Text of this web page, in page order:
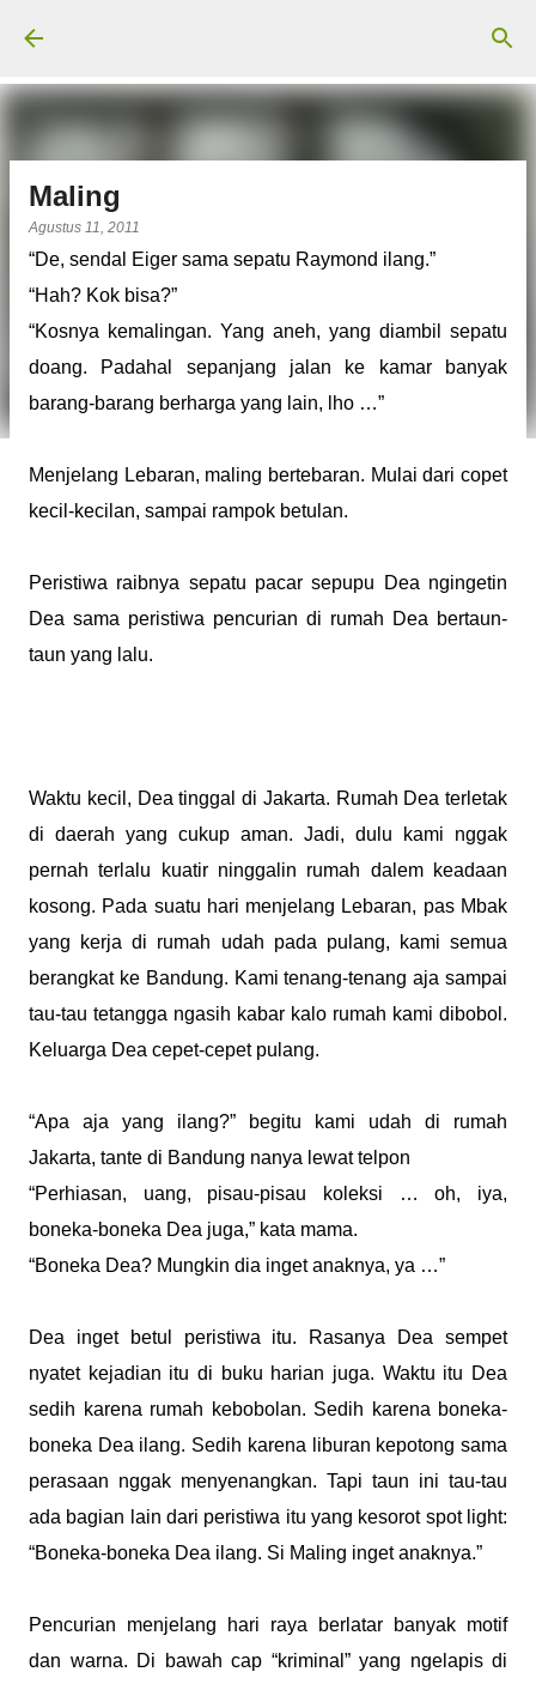
Maling
Agustus 11, 2011
“De, sendal Eiger sama sepatu Raymond ilang.”
“Hah? Kok bisa?”
“Kosnya kemalingan. Yang aneh, yang diambil sepatu
doang. Padahal sepanjang jalan ke kamar banyak
barang-barang berharga yang lain, lho …”
Menjelang Lebaran, maling bertebaran. Mulai dari copet
kecil-kecilan, sampai rampok betulan.
Peristiwa raibnya sepatu pacar sepupu Dea ngingetin
Dea sama peristiwa pencurian di rumah Dea bertaun-
taun yang lalu.
Waktu kecil, Dea tinggal di Jakarta. Rumah Dea terletak
di daerah yang cukup aman. Jadi, dulu kami nggak
pernah terlalu kuatir ninggalin rumah dalem keadaan
kosong. Pada suatu hari menjelang Lebaran, pas Mbak
yang kerja di rumah udah pada pulang, kami semua
berangkat ke Bandung. Kami tenang-tenang aja sampai
tau-tau tetangga ngasih kabar kalo rumah kami dibobol.
Keluarga Dea cepet-cepet pulang.
“Apa aja yang ilang?” begitu kami udah di rumah
Jakarta, tante di Bandung nanya lewat telpon
“Perhiasan, uang, pisau-pisau koleksi … oh, iya,
boneka-boneka Dea juga,” kata mama.
“Boneka Dea? Mungkin dia inget anaknya, ya …”
Dea inget betul peristiwa itu. Rasanya Dea sempet
nyatet kejadian itu di buku harian juga. Waktu itu Dea
sedih karena rumah kebobolan. Sedih karena boneka-
boneka Dea ilang. Sedih karena liburan kepotong sama
perasaan nggak menyenangkan. Tapi taun ini tau-tau
ada bagian lain dari peristiwa itu yang kesorot spot light:
“Boneka-boneka Dea ilang. Si Maling inget anaknya.”
Pencurian menjelang hari raya berlatar banyak motif
dan warna. Di bawah cap “kriminal” yang ngelapis di